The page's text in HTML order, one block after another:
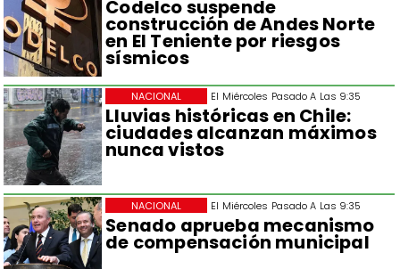
Codelco suspende
construcción de Andes Norte
en El Teniente por riesgos
sísmicos
El Miércoles Pasado A Las 9:35
Lluvias históricas en Chile:
ciudades alcanzan máximos
nunca vistos
NACIONAL
El Miércoles Pasado A Las 9:35
Senado aprueba mecanismo
de compensación municipal
NACIONAL